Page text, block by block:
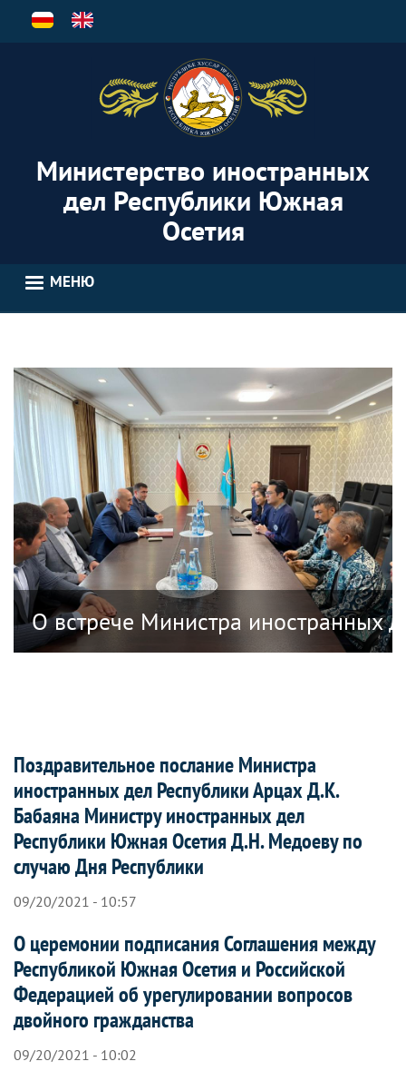
Перейти
Министерство иностранных
дел Республики Южная
Осетия
МЕНЮ
дел Республики Южная Осетия
О встрече Министра иностранных
Поздравительное послание Министра
иностранных дел Республики Арцах Д.К.
Бабаяна Министру иностранных дел
Республики Южная Осетия Д.Н. Медоеву по
случаю Дня Республики
09/20/2021 - 10:57
О церемонии подписания Соглашения между
Республикой Южная Осетия и Российской
Федерацией об урегулировании вопросов
двойного гражданства
09/20/2021 - 10:02